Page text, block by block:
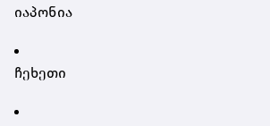
იაპონია
ჩეხეთი